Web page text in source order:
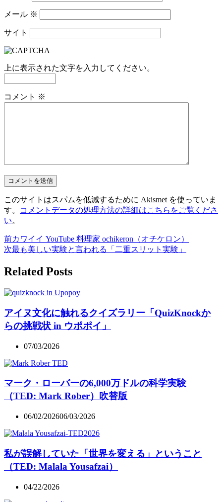
メール ※
サイト
上に表示された文字を入力してください。
コメント ※
このサイトはスパムを低減するために Akismet を使っていま
す。
コメントデータの処理方法の詳細はこちらをご覧くださ
い。
前カワイイ YouTube 料理家 ochikeron（オチケロン）
次最も美しい実験と言われる「二重スリット実験」
Related Posts
アイヌ文化に触れるクイズラリー「QuizKnockか
らの挑戦状 in ウポポイ」
07/03/2026
マーク・ローバーの6,000万ドルの科学実験
（TED: Mark Rober）吹替版
06/02/202606/03/2026
私が誤解していた「世界を変える」ということ
（TED: Malala Yousafzai）
04/22/2026